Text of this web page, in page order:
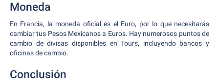
Moneda
En Francia, la moneda oficial es el Euro, por lo que necesitarás
cambiar tus Pesos Mexicanos a Euros. Hay numerosos puntos de
cambio de divisas disponibles en Tours, incluyendo bancos y
oficinas de cambio.
Conclusión